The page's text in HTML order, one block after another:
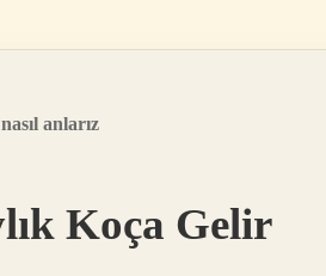
anlarız
Koça Gelir